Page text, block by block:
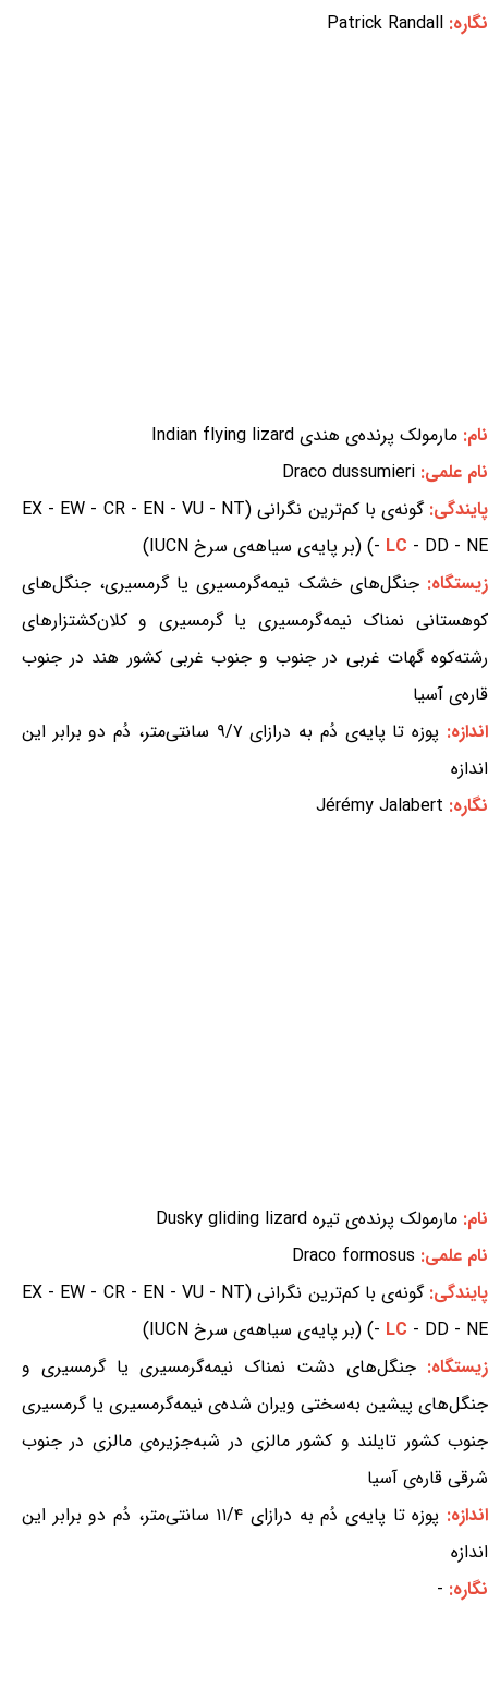
نگاره: Patrick Randall
نام: مارمولک پرنده‌ی هندی Indian flying lizard
نام علمی: Draco dussumieri
پایندگی:
گونه‌ی با کم‌ترین نگرانی (EX - EW - CR - EN - VU - NT
- LC - DD - NE) (بر پایه‌ی سیاهه‌ی سرخ IUCN)
زیستگاه:جنگل‌های خشک نیمه‌گرمسیری یا گرمسیری، جنگل‌های
کوهستانی نمناک نیمه‌گرمسیری یا گرمسیری و کلان‌کشتزارهای
رشته‌کوه گهات غربی در جنوب و جنوب غربی کشور هند در جنوب
قاره‌ی آسیا
اندازه:
پوزه تا پایه‌ی دُم به درازای ۹/۷ سانتی‌متر، دُم دو برابر این
اندازه
نگاره: Jérémy Jalabert
نام: مارمولک پرنده‌ی تیره Dusky gliding lizard
نام علمی: Draco formosus
پایندگی:
گونه‌ی با کم‌ترین نگرانی (EX - EW - CR - EN - VU - NT
- LC - DD - NE) (بر پایه‌ی سیاهه‌ی سرخ IUCN)
زیستگاه: جنگل‌های دشت نمناک نیمه‌گرمسیری یا گرمسیری و
جنگل‌های پیشین به‌سختی ویران شده‌ی نیمه‌گرمسیری یا گرمسیری
جنوب کشور تایلند و کشور مالزی در شبه‌جزیره‌ی مالزی در جنوب
شرقی قاره‌ی آسیا
اندازه:
پوزه تا پایه‌ی دُم به درازای ۱۱/۴ سانتی‌متر، دُم دو برابر این
اندازه
نگاره: -